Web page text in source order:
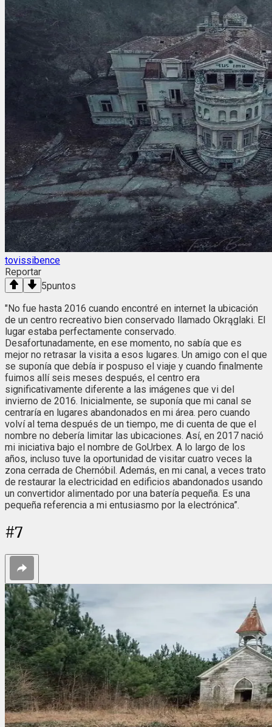
tovissibence
Reportar
5puntos
"No fue hasta 2016 cuando encontré en internet la ubicación
de un centro recreativo bien conservado llamado Okrąglaki. El
lugar estaba perfectamente conservado.
Desafortunadamente, en ese momento, no sabía que es
mejor no retrasar la visita a esos lugares. Un amigo con el que
se suponía que debía ir pospuso el viaje y cuando finalmente
fuimos allí seis meses después, el centro era
significativamente diferente a las imágenes que vi del
invierno de 2016. Inicialmente, se suponía que mi canal se
centraría en lugares abandonados en mi área. pero cuando
volví al tema después de un tiempo, me di cuenta de que el
nombre no debería limitar las ubicaciones. Así, en 2017 nació
mi iniciativa bajo el nombre de GoUrbex. A lo largo de los
años, incluso tuve la oportunidad de visitar cuatro veces la
zona cerrada de Chernóbil. Además, en mi canal, a veces trato
de restaurar la electricidad en edificios abandonados usando
un convertidor alimentado por una batería pequeña. Es una
pequeña referencia a mi entusiasmo por la electrónica”.
#7